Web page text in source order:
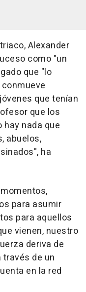
Alexander
como "un
que "lo
que tenían
que los
hay nada que
abuelos,
ha
para asumir
para aquellos
vienen, nuestro
deriva de
de un
en la red